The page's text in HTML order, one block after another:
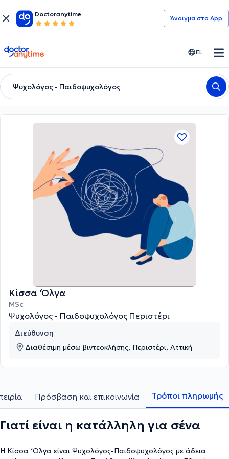
Doctoranytime
Άνοιγμα στο App
doctoranytime EL
Ψυχολόγος - Παιδοψυχολόγος
Κίσσα 'Όλγα
MSc
Ψυχολόγος - Παιδοψυχολόγος Περιστέρι
Διεύθυνση
Διαθέσιμη μέσω βιντεοκλήσης, Περιστέρι, Αττική
Πρόσβαση και επικοινωνία Τρόποι πληρωμής
Γιατί είναι η κατάλληλη για σένα
Η Κίσσα ‘Ολγα είναι Ψυχολόγος-Παιδοψυχολόγος με άδεια